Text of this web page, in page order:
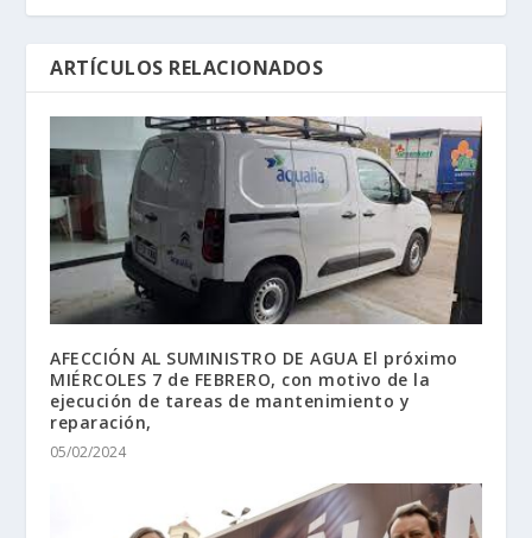
ARTÍCULOS RELACIONADOS
AFECCIÓN AL SUMINISTRO DE AGUA El próximo
MIÉRCOLES 7 de FEBRERO, con motivo de la
ejecución de tareas de mantenimiento y
reparación,
05/02/2024